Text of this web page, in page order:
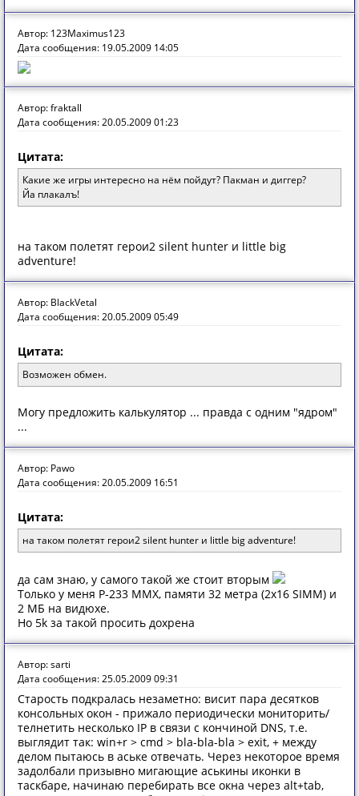
Автор: 123Maximus123
Дата сообщения: 19.05.2009 14:05
Автор: fraktall
Дата сообщения: 20.05.2009 01:23
Цитата:
Какие же игры интересно на нём пойдут? Пакман и диггер?
Йа плакалъ!
на таком полетят герои2 silent hunter и little big
adventure!
Автор: BlackVetal
Дата сообщения: 20.05.2009 05:49
Цитата:
Возможен обмен.
Могу предложить калькулятор ... правда с одним "ядром"
...
Автор: Pawo
Дата сообщения: 20.05.2009 16:51
Цитата:
на таком полетят герои2 silent hunter и little big adventure!
да сам знаю, у самого такой же стоит вторым
Только у меня P-233 MMX, памяти 32 метра (2x16 SIMM) и
2 МБ на видюхе.
Но 5k за такой просить дохрена
Автор: sarti
Дата сообщения: 25.05.2009 09:31
Старость подкралась незаметно: висит пара десятков
консольных окон - прижало периодически мониторить/
телнетить несколько IP в связи с кончиной DNS, т.е.
выглядит так: win+r > cmd > bla-bla-bla > exit, + между
делом пытаюсь в аське отвечать. Через некоторое время
задолбали призывно мигающие аськины иконки в
таскбаре, начинаю перебирать все окна через alt+tab,